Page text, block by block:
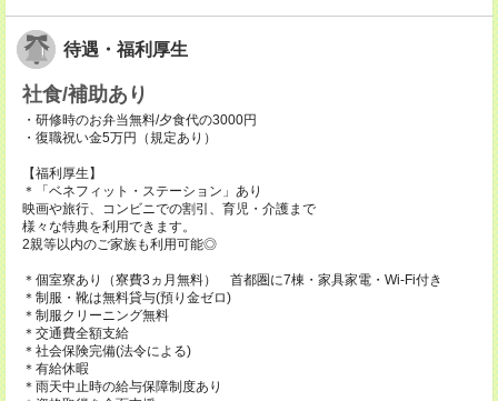
待遇・福利厚生
社食/補助あり
・研修時のお弁当無料/夕食代の3000円
・復職祝い金5万円（規定あり）
【福利厚生】
＊「ベネフィット・ステーション」あり
映画や旅行、コンビニでの割引、育児・介護まで
様々な特典を利用できます。
2親等以内のご家族も利用可能◎
＊個室寮あり（寮費3ヵ月無料） 首都圏に7棟・家具家電・Wi-Fi付き
＊制服・靴は無料貸与(預り金ゼロ)
＊制服クリーニング無料
＊交通費全額支給
＊社会保険完備(法令による)
＊有給休暇
＊雨天中止時の給与保障制度あり